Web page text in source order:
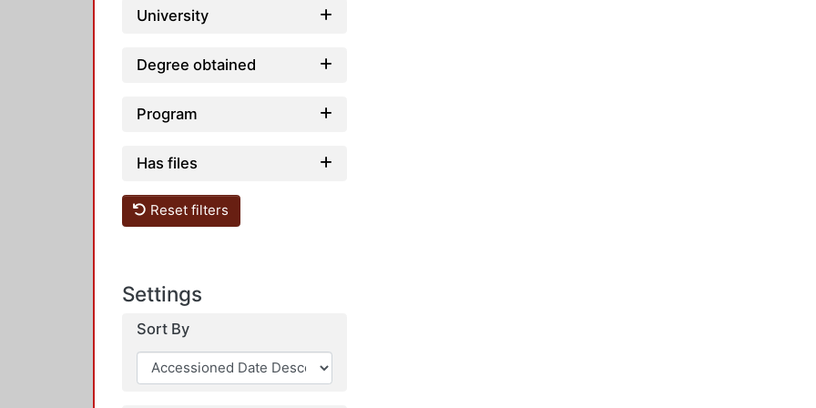
University
Degree obtained
Program
Has files
Reset filters
Settings
Sort By